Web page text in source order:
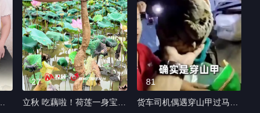
27
立秋 吃藕啦！荷莲一身宝，
81
货车司机偶遇穿山甲过马路